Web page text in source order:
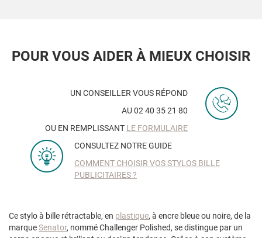
POUR VOUS AIDER À MIEUX CHOISIR
UN CONSEILLER VOUS RÉPOND
AU 02 40 35 21 80
OU EN REMPLISSANT LE FORMULAIRE
CONSULTEZ NOTRE GUIDE
COMMENT CHOISIR VOS STYLOS BILLE
PUBLICITAIRES ?
Ce stylo à bille rétractable, en plastique, à encre bleue ou noire, de la
marqueSenator, nommé Challenger Polished, se distingue par un